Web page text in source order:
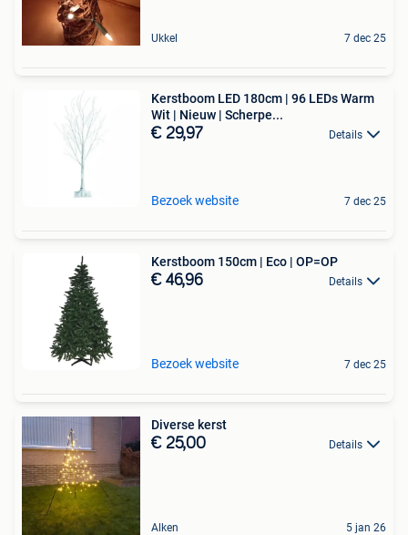
Ukkel 7 dec 25
Kerstboom LED 180cm | 96 LEDs Warm
Wit | Nieuw | Scherpe...
€ 29,97 Details
Bezoek website 7 dec 25
Kerstboom 150cm | Eco | OP=OP
€ 46,96 Details
Bezoek website 7 dec 25
Diverse kerst
€ 25,00 Details
Alken 5 jan 26